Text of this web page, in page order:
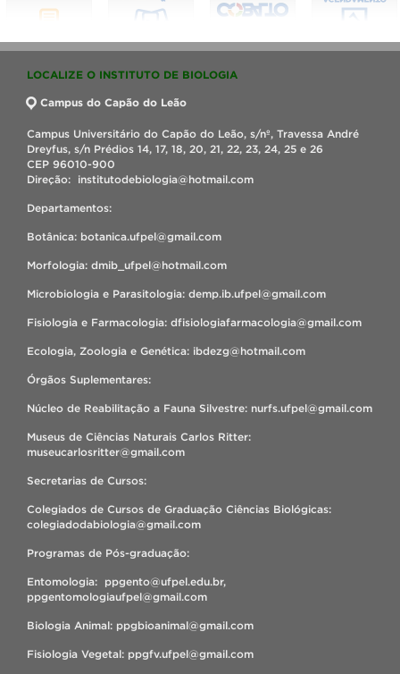
LOCALIZE O INSTITUTO DE BIOLOGIA
Campus do Capão do Leão
Campus Universitário do Capão do Leão, s/nº, Travessa André
Dreyfus, s/n Prédios 14, 17, 18, 20, 21, 22, 23, 24, 25 e 26
CEP 96010-900
Direção: institutodebiologia@hotmail.com
Departamentos:
Botânica: botanica.ufpel@gmail.com
Morfologia: dmib_ufpel@hotmail.com
Microbiologia e Parasitologia: demp.ib.ufpel@gmail.com
Fisiologia e Farmacologia: dfisiologiafarmacologia@gmail.com
Ecologia, Zoologia e Genética: ibdezg@hotmail.com
Órgãos Suplementares:
Núcleo de Reabilitação a Fauna Silvestre: nurfs.ufpel@gmail.com
Museus de Ciências Naturais Carlos Ritter:
museucarlosritter@gmail.com
Secretarias de Cursos:
Colegiados de Cursos de Graduação Ciências Biológicas:
colegiadodabiologia@gmail.com
Programas de Pós-graduação:
Entomologia: ppgento@ufpel.edu.br,
ppgentomologiaufpel@gmail.com
Biologia Animal: ppgbioanimal@gmail.com
Fisiologia Vegetal: ppgfv.ufpel@gmail.com